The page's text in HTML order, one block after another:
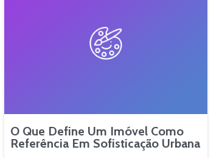
O Que Define Um Imóvel Como
Referência Em Sofisticação Urbana